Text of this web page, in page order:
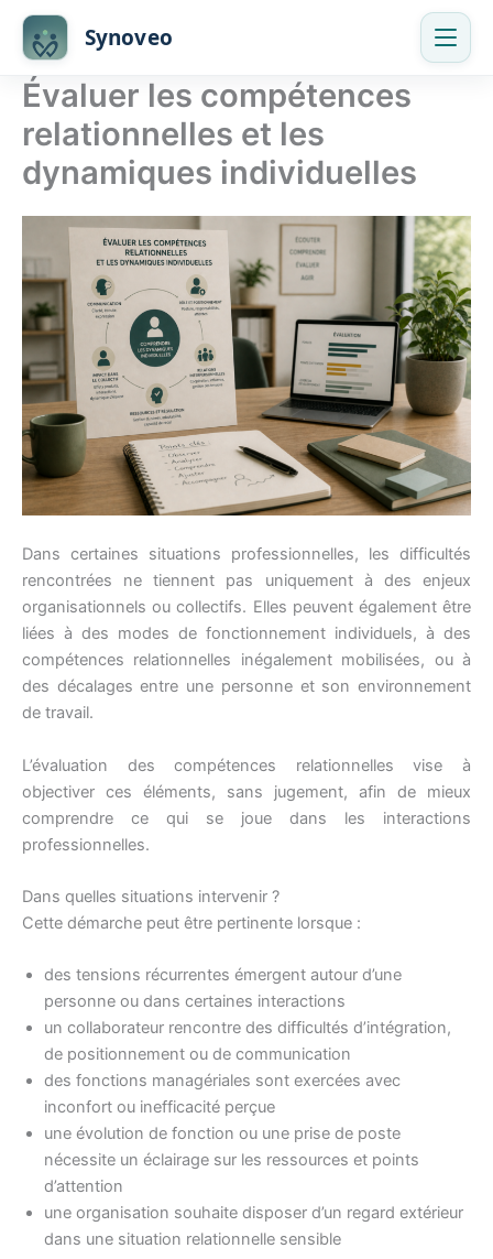
Skip
content
Synoveo
Évaluer les compétences
relationnelles et les
dynamiques individuelles
Dans certaines situations professionnelles, les difficultés
rencontrées ne tiennent pas uniquement à des enjeux
organisationnels ou collectifs. Elles peuvent également être
liées à des modes de fonctionnement individuels, à des
compétences relationnelles inégalement mobilisées, ou à
des décalages entre une personne et son environnement
de travail.
L’évaluation des compétences relationnelles vise à
objectiver ces éléments, sans jugement, afin de mieux
comprendre ce qui se joue dans les interactions
professionnelles.
Dans quelles situations intervenir ?
Cette démarche peut être pertinente lorsque :
des tensions récurrentes émergent autour d’une
personne ou dans certaines interactions
un collaborateur rencontre des difficultés d’intégration,
de positionnement ou de communication
des fonctions managériales sont exercées avec
inconfort ou inefficacité perçue
une évolution de fonction ou une prise de poste
nécessite un éclairage sur les ressources et points
d’attention
une organisation souhaite disposer d’un regard extérieur
dans une situation relationnelle sensible